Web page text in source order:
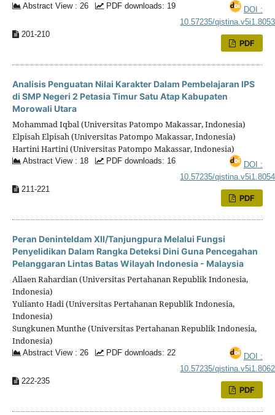
Abstract View : 26 PDF downloads: 19
DOI :
10.57235/qistina.v5i1.8053
201-210
PDF
Analisis Penguatan Nilai Karakter Dalam Pembelajaran IPS
di SMP Negeri 2 Petasia Timur Satu Atap Kabupaten
Morowali Utara
Mohammad Iqbal (Universitas Patompo Makassar, Indonesia)
Elpisah Elpisah (Universitas Patompo Makassar, Indonesia)
Hartini Hartini (Universitas Patompo Makassar, Indonesia)
Abstract View : 18 PDF downloads: 16
DOI :
10.57235/qistina.v5i1.8054
211-221
PDF
Peran Deninteldam XII/Tanjungpura Melalui Fungsi
Penyelidikan Dalam Rangka Deteksi Dini Guna Pencegahan
Pelanggaran Lintas Batas Wilayah Indonesia - Malaysia
Allaen Rahardian (Universitas Pertahanan Republik Indonesia,
Indonesia)
Yulianto Hadi (Universitas Pertahanan Republik Indonesia,
Indonesia)
Sungkunen Munthe (Universitas Pertahanan Republik Indonesia,
Indonesia)
Abstract View : 26 PDF downloads: 22
DOI :
10.57235/qistina.v5i1.8062
222-235
PDF